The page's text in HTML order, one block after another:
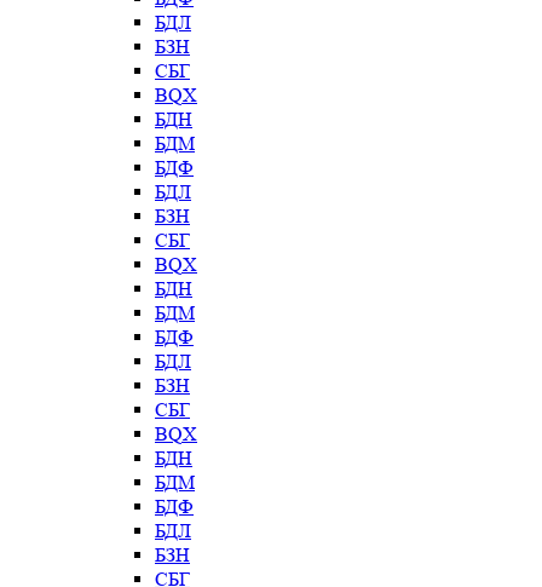
БДЛ
БЗН
СБГ
BQX
БДН
БДМ
БДФ
БДЛ
БЗН
СБГ
BQX
БДН
БДМ
БДФ
БДЛ
БЗН
СБГ
BQX
БДН
БДМ
БДФ
БДЛ
БЗН
СБГ